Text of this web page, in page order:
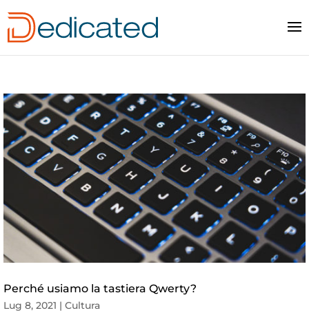
Perché usiamo la tastiera Qwerty?
Lug 8, 2021 | Cultura